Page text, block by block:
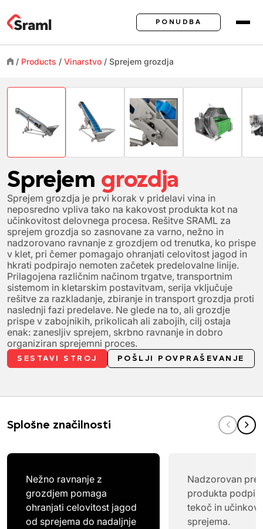
PONUDBA
/ Products / Vinarstvo / Sprejem grozdja
Sprejem grozdja
Sprejem grozdja je prvi korak v pridelavi vina in
neposredno vpliva tako na kakovost produkta kot na
učinkovitost delovnega procesa. Rešitve SRAML za
sprejem grozdja so zasnovane za varno, nežno in
nadzorovano ravnanje z grozdjem od trenutka, ko prispe
v klet, pri čemer pomagajo ohranjati celovitost jagod in
hkrati podpirajo nemoten začetek predelovalne linije.
Prilagojena različnim načinom trgatve, transportnim
sistemom in kletarskim postavitvam, serija vključuje
rešitve za razkladanje, zbiranje in transport grozdja proti
naslednji fazi predelave. Ne glede na to, ali grozdje
prispe v zabojnikih, prikolicah ali zabojih, cilj ostaja
enak: zanesljiv sprejem, skrbno ravnanje in dobro
organiziran sprejemni proces.
SESTAVI STROJ POŠLJI POVPRAŠEVANJE
Splošne značilnosti
Nežno ravnanje z
grozdjem pomaga
ohranjati celovitost jagod
od sprejema do nadaljnje
Nadzorovan
produkta
tekoč in
sprejema.